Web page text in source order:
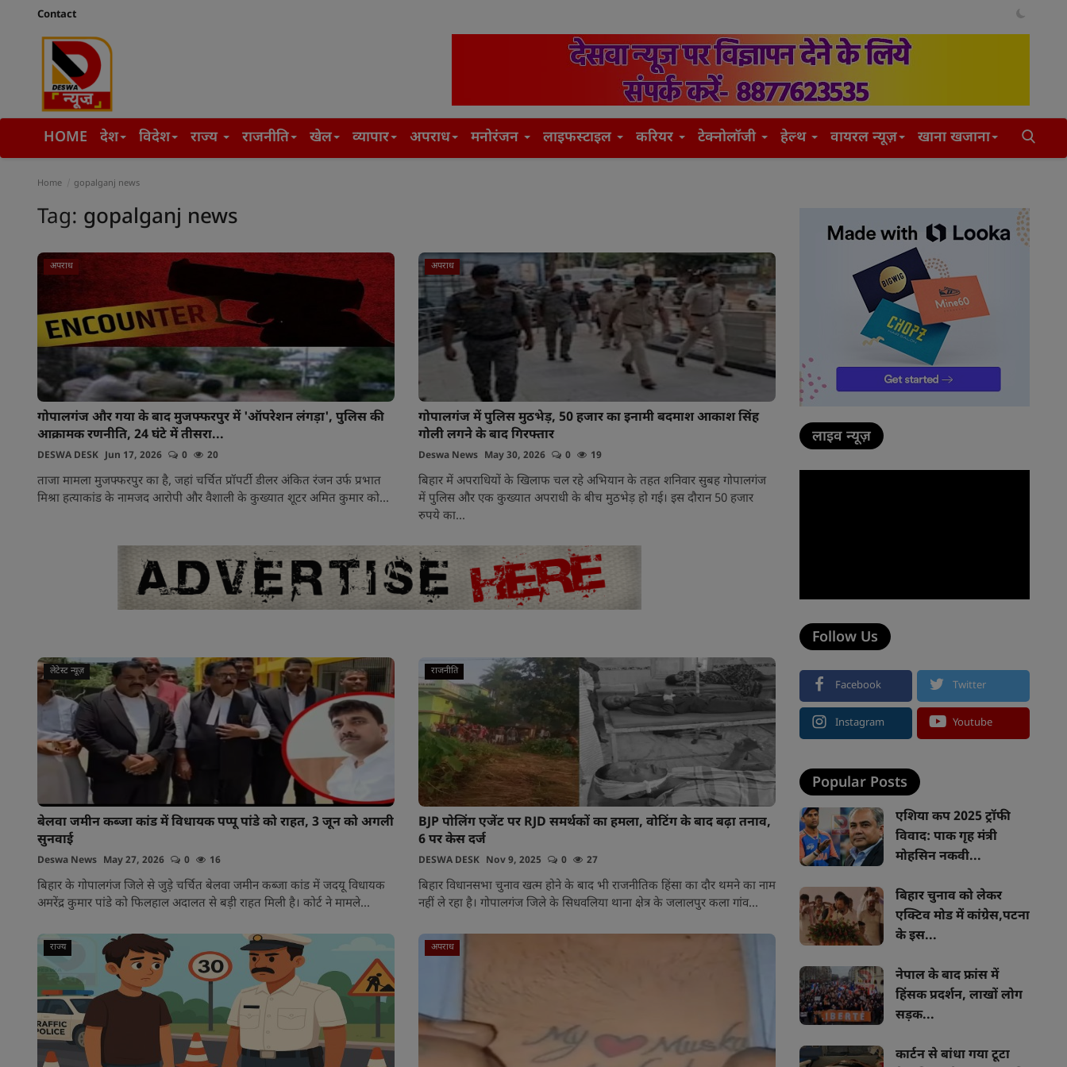
Contact
HOME देश विदेश राज्य राजनीति खेल व्यापार अपराध मनोरंजन लाइफस्टाइल करियर टेक्नोलॉजी हेल्थ वायरल न्यूज़ खाना खजाना
Home gopalganj news
Tag: gopalganj news
अपराध
गोपालगंज और गया के बाद मुजफ्फरपुर में 'ऑपरेशन लंगड़ा', पुलिस की
आक्रामक रणनीति, 24 घंटे में तीसरा...
DESWA DESK Jun 17, 2026 0 20
ताजा मामला मुजफ्फरपुर का है, जहां चर्चित प्रॉपर्टी डीलर अंकित रंजन उर्फ प्रभात
मिश्रा हत्याकांड के नामजद आरोपी और वैशाली के कुख्यात शूटर अमित कुमार को...
अपराध
गोपालगंज में पुलिस मुठभेड़, 50 हजार का इनामी बदमाश आकाश सिंह
गोली लगने के बाद गिरफ्तार
Deswa News May 30, 2026 0 19
बिहार में अपराधियों के खिलाफ चल रहे अभियान के तहत शनिवार सुबह गोपालगंज
में पुलिस और एक कुख्यात अपराधी के बीच मुठभेड़ हो गई। इस दौरान 50 हजार
रुपये का...
लेटेस्ट न्यूज़
बेलवा जमीन कब्जा कांड में विधायक पप्पू पांडे को राहत, 3 जून को अगली
सुनवाई
Deswa News May 27, 2026 0 16
बिहार के गोपालगंज जिले से जुड़े चर्चित बेलवा जमीन कब्जा कांड में जदयू विधायक
अमरेंद्र कुमार पांडे को फिलहाल अदालत से बड़ी राहत मिली है। कोर्ट ने मामले...
राजनीति
BJP पोलिंग एजेंट पर RJD समर्थकों का हमला, वोटिंग के बाद बढ़ा तनाव,
6 पर केस दर्ज
DESWA DESK Nov 9, 2025 0 27
बिहार विधानसभा चुनाव खत्म होने के बाद भी राजनीतिक हिंसा का दौर थमने का नाम
नहीं ले रहा है। गोपालगंज जिले के सिधवलिया थाना क्षेत्र के जलालपुर कला गांव...
राज्य अपराध
लाइव न्यूज़
Follow Us
Facebook Twitter
Instagram Youtube
Popular Posts
एशिया कप 2025 ट्रॉफी
विवाद: पाक गृह मंत्री
मोहसिन नकवी...
बिहार चुनाव को लेकर
एक्टिव मोड में कांग्रेस,पटना
के इस...
नेपाल के बाद फ्रांस में
हिंसक प्रदर्शन, लाखों लोग
सड़क...
कार्टन से बांधा गया टूटा